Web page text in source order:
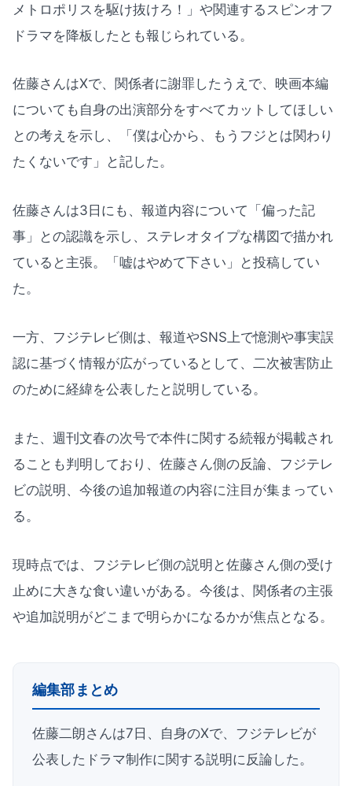
メトロポリスを駆け抜けろ！」や関連するスピンオフ
ドラマを降板したとも報じられている。
佐藤さんはXで、関係者に謝罪したうえで、映画本編
についても自身の出演部分をすべてカットしてほしい
との考えを示し、「僕は心から、もうフジとは関わり
たくないです」と記した。
佐藤さんは3日にも、報道内容について「偏った記
事」との認識を示し、ステレオタイプな構図で描かれ
ていると主張。「嘘はやめて下さい」と投稿してい
た。
一方、フジテレビ側は、報道やSNS上で憶測や事実誤
認に基づく情報が広がっているとして、二次被害防止
のために経緯を公表したと説明している。
また、週刊文春の次号で本件に関する続報が掲載され
ることも判明しており、佐藤さん側の反論、フジテレ
ビの説明、今後の追加報道の内容に注目が集まってい
る。
現時点では、フジテレビ側の説明と佐藤さん側の受け
止めに大きな食い違いがある。今後は、関係者の主張
や追加説明がどこまで明らかになるかが焦点となる。
編集部まとめ
佐藤二朗さんは7日、自身のXで、フジテレビが
公表したドラマ制作に関する説明に反論した。